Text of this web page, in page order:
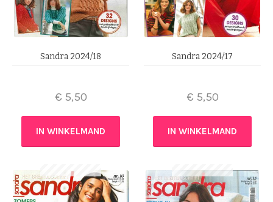
Sandra 2024/18
€ 5,50
IN WINKELMAND
Sandra 2024/17
€ 5,50
IN WINKELMAND